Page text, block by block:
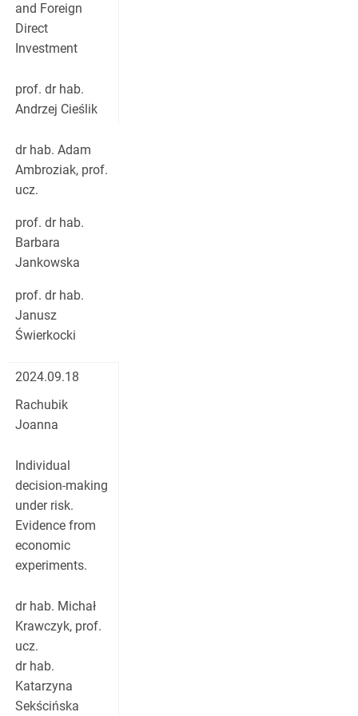
and Foreign
Direct
Investment
prof. dr hab.
Andrzej Cieślik
dr hab. Adam
Ambroziak, prof.
ucz.
prof. dr hab.
Barbara
Jankowska
prof. dr hab.
Janusz
Świerkocki
2024.09.18
Rachubik
Joanna
Individual
decision-making
under risk.
Evidence from
economic
experiments.
dr hab. Michał
Krawczyk, prof.
ucz.
dr hab.
Katarzyna
Sekścińska